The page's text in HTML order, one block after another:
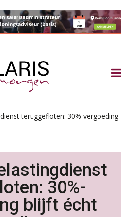
teruggefloten: 30%-vergoeding
30%-
blijft écht
Lonen in de Jaarrekening (NIRPA PE)